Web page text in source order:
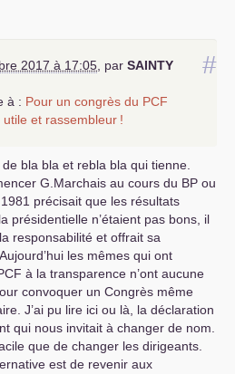
#
2017 à 17:05 par SAINTY
à : Pour un congrès du PCF
utile et rassembleur !
de bla bla et rebla bla qui tienne.
G.Marchais au cours du BP ou
précisait que les résultats
présidentielle n’étaient pas bons, il
responsabilité et offrait sa
les mêmes qui ont
à la transparence n’ont aucune
convoquer un Congrès même
J’ai pu lire ici ou là, la déclaration
qui nous invitait à changer de nom.
que de changer les dirigeants.
est de revenir aux